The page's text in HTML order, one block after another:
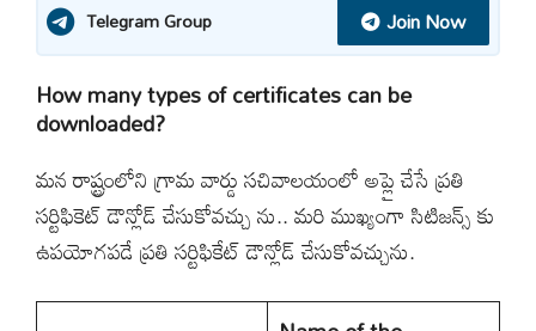
Telegram Group Join Now
How many types of certificates can be
downloaded?
మన రాష్ట్రంలోని గ్రామ వార్డు సచివాలయంలో అప్లై చేసే ప్రతి
సర్టిఫికెట్ డౌన్లోడ్ చేసుకోవచ్చు ను.. మరి ముఖ్యంగా సిటిజన్స్ కు
ఉపయోగపడే ప్రతి సర్టిఫికేట్ డౌన్లోడ్ చేసుకోవచ్చును.